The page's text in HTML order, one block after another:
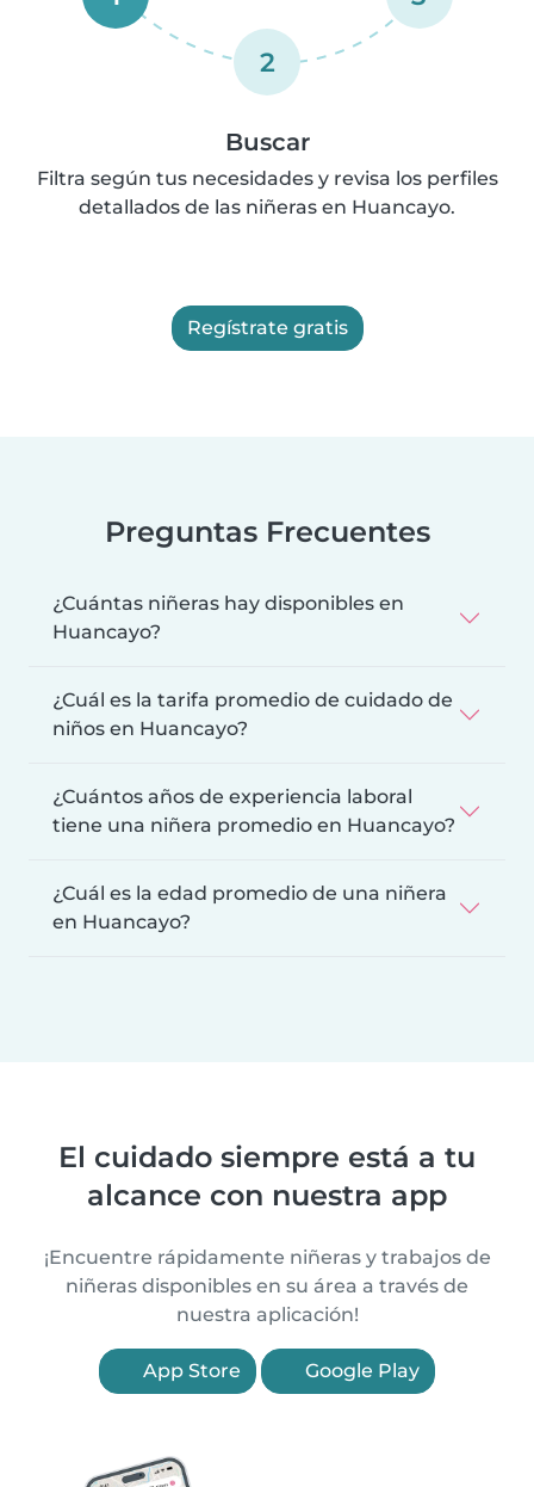
2
Buscar
Filtra según tus necesidades y revisa los perfiles
detallados de las niñeras en Huancayo.
Regístrate gratis
Preguntas Frecuentes
¿Cuántas niñeras hay disponibles en
Huancayo?
¿Cuál es la tarifa promedio de cuidado de
niños en Huancayo?
¿Cuántos años de experiencia laboral
tiene una niñera promedio en Huancayo?
¿Cuál es la edad promedio de una niñera
en Huancayo?
El cuidado siempre está a tu
alcance con nuestra app
¡Encuentre rápidamente niñeras y trabajos de
niñeras disponibles en su área a través de
nuestra aplicación!
App Store Google Play